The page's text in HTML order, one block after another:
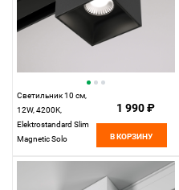
Светильник 10 см,
12W, 4200K,
Elektrostandard Slim
Magnetic Solo
1 990 ₽
В КОРЗИНУ